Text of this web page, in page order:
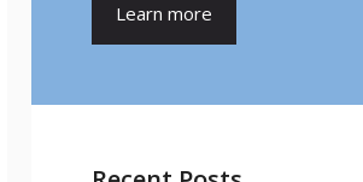
Learn more